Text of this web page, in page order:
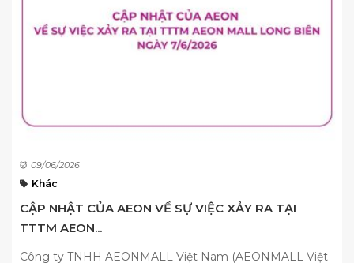
09/06/2026
Khác
CẬP NHẬT CỦA AEON VỀ SỰ VIỆC XẢY RA TẠI
TTTM AEON...
Công ty TNHH AEONMALL Việt Nam (AEONMALL Việt